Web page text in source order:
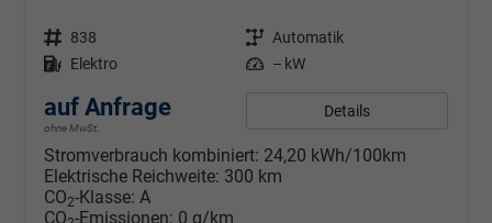
Fahrzeugnr. 838 Getriebe Automatik
Kraftstoff Elektro Leistung – kW
auf Anfrage
ohne MwSt.
Details
Stromverbrauch kombiniert: 24,20 kWh/100km
Elektrische Reichweite: 300 km
CO2-Klasse: A
CO -Emissionen: 0 g/km